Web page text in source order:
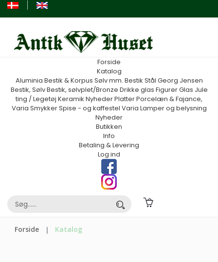
Forside
Katalog
Aluminia Bestik & Korpus Sølv mm. Bestik Stål Georg Jensen
Bestik, SølvBestik, sølvplet/Bronze Drikke glas FigurerGlas Jule
ting / Legetøj Keramik NyhederPlatterPorcelæn & Fajance,
Varia SmykkerSpise - og kaffestel Varia Lamper og belysning
Nyheder
Butikken
Info
Betaling & Levering
Log ind
Forside Katalog